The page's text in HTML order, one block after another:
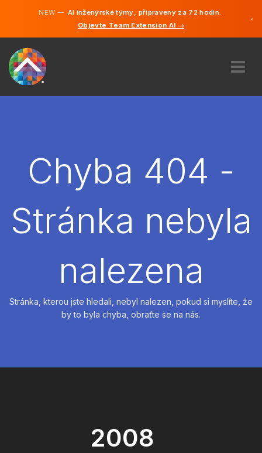
NEW —AI inženýrské týmy, připraveny za 72 hodin.
Objevte Team Extension AI →
×
NAJMOUT
CS
Angličtina
Chyba 404 -
Stránka nebyla
nalezena
Stránka, kterou jste hledali, nebyl nalezen, pokud si myslíte, že
by to byla chyba, obraťte se na nás.
2008